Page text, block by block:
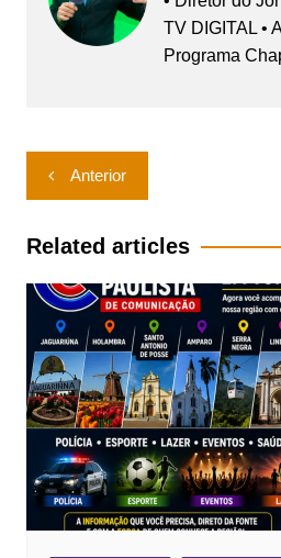
TV DIGITAL •
Programa
Navegação
de
Post
Anterior
Related articles